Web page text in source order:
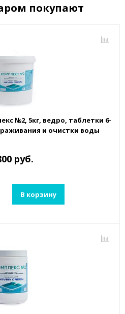
покупают
№2, 5кг, ведро, таблетки 6-
и очистки воды
руб.
В корзину